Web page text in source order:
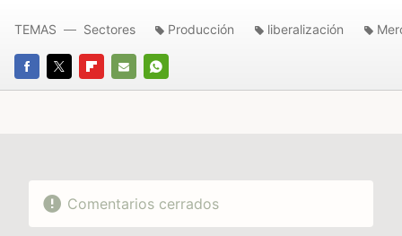
FACEBOOK
TWITTERFLIPBOARD
E-
WHATSAPP
TEMAS Sectores Producción liberalización
Comentarios cerrados